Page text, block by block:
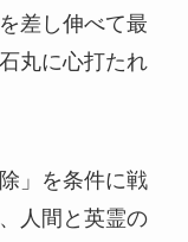
差し伸べて最
丸に心打たれ
」を条件に戦
人間と英霊の